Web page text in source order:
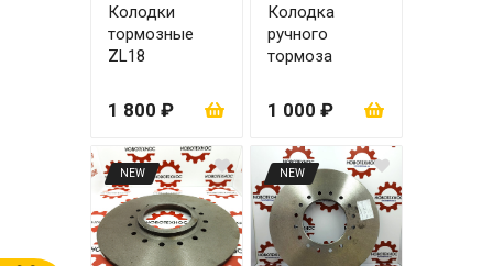
Колодки
тормозные
ZL18
тормоз)
1 800 ₽
Колодка
ручного
тормоза
тормоз) 45х50
мм
1 000 ₽
NEW NEW